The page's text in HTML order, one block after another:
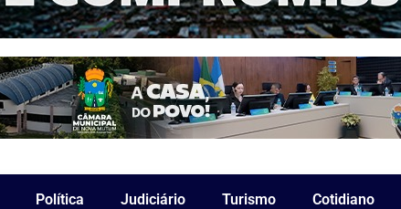
Política Judiciário Turismo Cotidiano